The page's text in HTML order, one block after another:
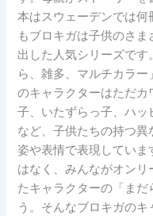
本はスウェーデンでは
もブロキガは子供のさ
出した人気シリーズで
ら、雑多、マルチカラ
のキャラクターはただ
子、いたずらっ子、ハ
など、子供たちの持つ
姿や表情で表現してい
はなく、みんながオン
たキャラクターの「まだ
う。そんなブロキガの